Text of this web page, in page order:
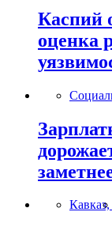
Каспий
оценка
Кавказ,